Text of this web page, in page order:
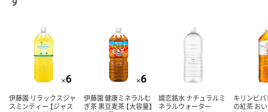
カゴへ カ
伊藤園 リラックスジャ
スミンティー 【ジャス
伊藤園 健康ミネラルむ
ぎ茶 黒豆麦茶 【大容量】
嬬恋銘水 ナチュラルミ
ネラルウォーター
キリンビ
の紅茶 お